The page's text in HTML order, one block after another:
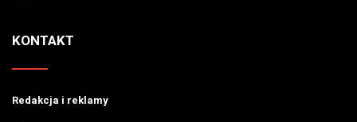
KONTAKT
Redakcja i reklamy